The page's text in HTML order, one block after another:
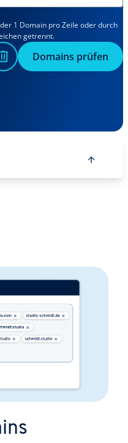
1 Domain pro Zeile oder durch
getrennt.
Domains prüfen